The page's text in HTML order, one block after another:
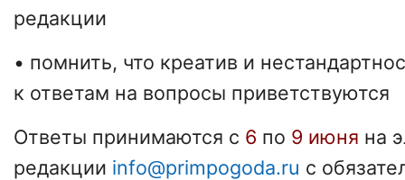
редакции
• помнить, что креатив и
к ответам на вопросы приветствуются
Ответы принимаются с 6 по 9 июня на
редакции info@primpogoda.ru с